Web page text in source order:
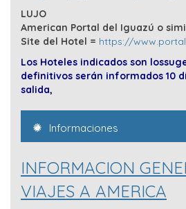
LUJO
American Portal del Iguazú o
Site del Hotel = https://
Los Hoteles indicados son
definitivos serán informados 10
salida,
Informaciones
INFORMACION
VIAJES A AMERICA